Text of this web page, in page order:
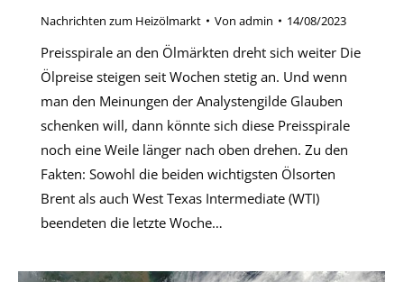
Nachrichten zum Heizölmarkt Von admin 14/08/2023
Preisspirale an den Ölmärkten dreht sich weiter Die
Ölpreise steigen seit Wochen stetig an. Und wenn
man den Meinungen der Analystengilde Glauben
schenken will, dann könnte sich diese Preisspirale
noch eine Weile länger nach oben drehen. Zu den
Fakten: Sowohl die beiden wichtigsten Ölsorten
Brent als auch West Texas Intermediate (WTI)
beendeten die letzte Woche…